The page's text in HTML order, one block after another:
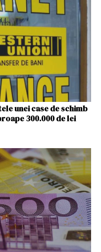
unei case de schimb
300.000 de lei